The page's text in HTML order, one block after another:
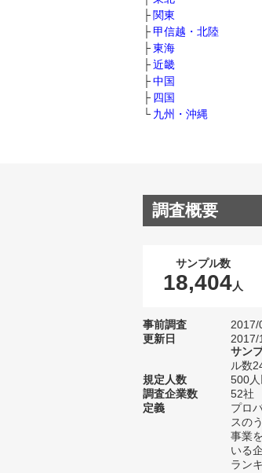
関東
甲信越・北陸
東海
近畿
中国
四国
九州・沖縄
調査概要
サンプル数
18,404人
事前調査
2017/
更新日
2017/
サン
ル数
規定人数
500人
調査企業数
52社
定義
プロ
スの
事業
いる
ラン